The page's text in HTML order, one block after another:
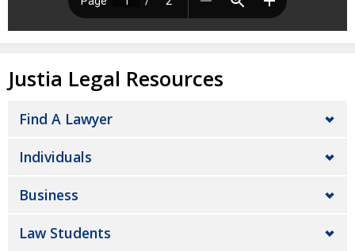
Justia Legal Resources
Find A Lawyer
Individuals
Business
Law Students